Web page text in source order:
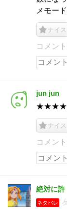
メモー
ナイス
コメン
jun jun
ナイス
コメン
絶対に許
ネタバレ